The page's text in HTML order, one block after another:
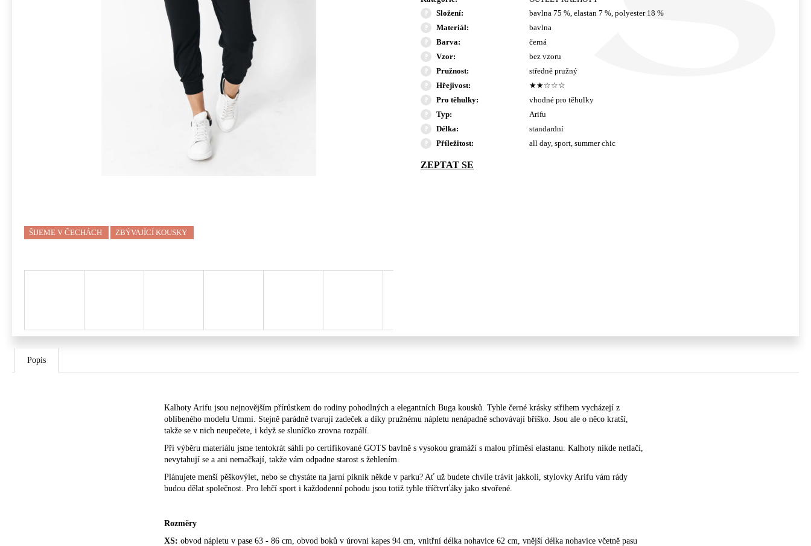
Složení:
bavlna 75 %, elastan 7 %, polyester 18 %
Materiál:
bavlna
Barva:
černá
Vzor:
bez vzoru
Pružnost:
středně pružný
Hřejivost:
★★☆☆☆
Pro těhulky:
vhodné pro těhulky
Typ:
Arifu
Délka:
standardní
Příležitost: all day, sport, summer chic
ŠIJEME V ČECHÁCH ZBÝVAJÍCÍ KOUSKY
Popis
Kalhoty Arifu jsou nejnovějším přírůstkem do rodiny pohodlných a elegantních Buga kousků. Tyhle černé krásky střihem vycházejí z
oblíbeného modelu Ummi. Stejně parádně tvarují zadeček a díky pružnému nápletu nenápadně schovávají bříško. Jsou ale o něco kratší,
takže se v nich neupečete, i když se sluníčko zrovna rozpálí.
Při výběru materiálu jsme tentokrát sáhli po certifikované GOTS bavlně s vysokou gramáží s malou příměsí elastanu. Kalhoty nikde netlačí,
nevytahují se a ani nemačkají, takže vám odpadne starost s žehlením.
Plánujete menší pěškovýlet, nebo se chystáte na jarní piknik někde v parku? Ať už budete chvíle trávit jakkoli, stylovky Arifu vám rády
budou dělat společnost. Pro lehčí sport i každodenní pohodu jsou totiž tyhle tříčtvrťáky jako stvořené.
Rozměry
XS: obvod nápletu v pase 63 - 86 cm, obvod boků v úrovni kapes 94 cm, vnitřní délka nohavice 62 cm, vnější délka nohavice včetně pasu